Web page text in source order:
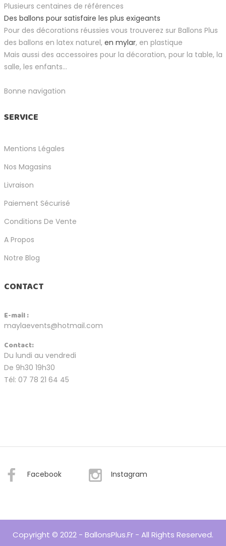
Plusieurs centaines de références
Des ballons pour satisfaire les plus exigeants
Pour des décorations réussies vous trouverez sur Ballons Plus
des ballons en latex naturel, en mylar, en plastique
Mais aussi des accessoires pour la décoration, pour la table, la
salle, les enfants...
Bonne navigation
SERVICE
Mentions Légales
Nos Magasins
Livraison
Paiement Sécurisé
Conditions De Vente
A Propos
Notre Blog
CONTACT
E-mail :
maylaevents@hotmail.com
Contact:
Du lundi au vendredi
De 9h30 19h30
Tél: 07 78 21 64 45
Facebook Instagram
Copyright © 2022 - BallonsPlus.fr - All Rights Reserved.